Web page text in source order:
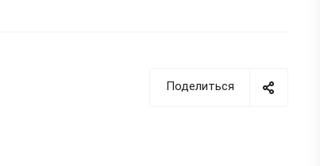
сварка полимерных
Поделиться